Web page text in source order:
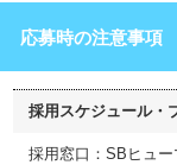
応募時の注意事項
採用スケジュール・
採用窓口：SBヒュ